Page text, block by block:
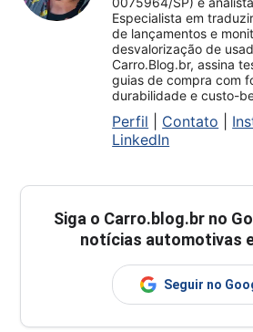
Especialista em
de lançamentos e
desvalorização de
Carro.Blog.br, assina
guias de compra com
durabilidade e custo-
Perfil Contato
LinkedIn
Siga o Carro.blog.br no
notícias automotivas
Seguir no